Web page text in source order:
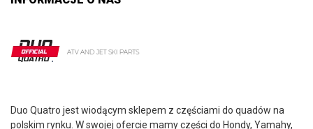
Duo Quatro jest wiodącym sklepem z częściami do quadów na
polskim rynku. W swojej ofercie mamy części do Hondy, Yamahy,